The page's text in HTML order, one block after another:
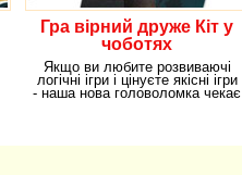
Гра вірний друже Кіт у
чоботях
Якщо ви любите розвиваючі
логічні ігри і цінуєте якісні ігри
- наша нова головоломка чекає